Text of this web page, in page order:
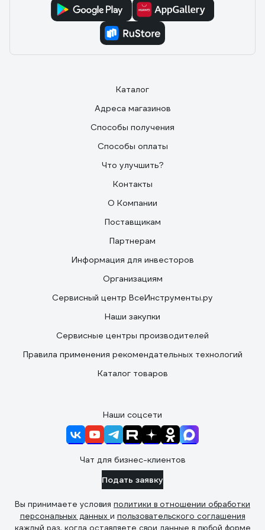
мерной емкости в бензин. Закрываем, убираем в
темное место.
Каталог
Адреса магазинов
Способы получения
Способы оплаты
Что улучшить?
Контакты
О Компании
Поставщикам
Партнерам
Информация для инвесторов
Организациям
Сервисный центр ВсеИнструменты.ру
Наши закупки
Сервисные центры производителей
Правила применения рекомендательных технологий
Каталог товаров
Наши соцсети
Чат для бизнес-клиентов
Подать заявку
Вы принимаете условия политики в отношении обработки
персональных данных и пользовательского соглашения
каждый раз, когда оставляете свои данные в любой форме